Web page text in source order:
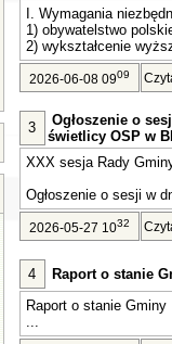
I. Wymagania
1) obywatelstwo
2) wykształcenie
2026-06-08 0909
3
Ogłoszenie o
świetlicy OSP w
XXX sesja Rady
Ogłoszenie o sesji w
2026-05-27 1032
4
Raport o stanie
Raport o stanie
...